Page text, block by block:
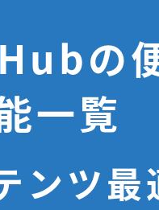
の
一覧
ンツ最